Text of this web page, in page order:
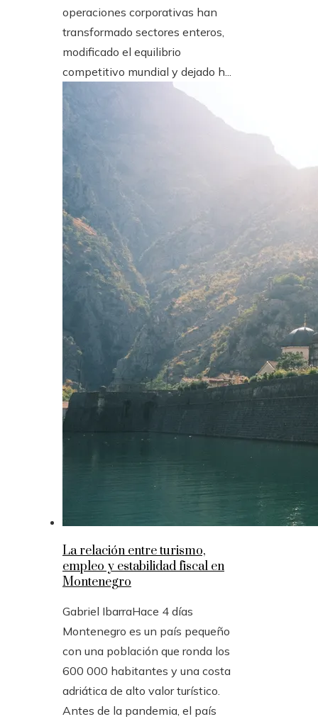
operaciones corporativas han
transformado sectores enteros,
modificado el equilibrio
competitivo mundial y dejado h...
La relación entre turismo,
empleo y estabilidad fiscal en
Montenegro
Gabriel IbarraHace 4 días
Montenegro es un país pequeño
con una población que ronda los
600 000 habitantes y una costa
adriática de alto valor turístico.
Antes de la pandemia, el país